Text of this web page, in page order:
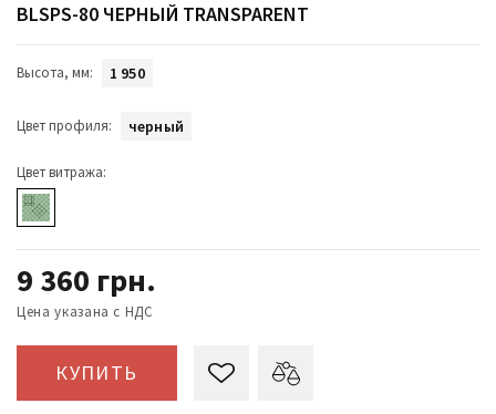
BLSPS-80 ЧЕРНЫЙ TRANSPARENT
Высота, мм: 1 950
Цвет профиля: черный
Цвет витража:
9 360 грн.
Цена указана с НДС
КУПИТЬ